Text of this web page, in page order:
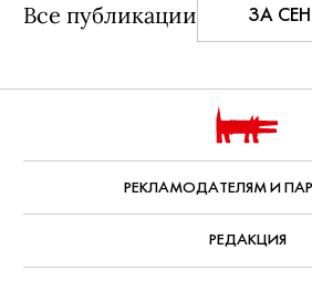
Все публикации ЗА
РЕКЛАМОДАТЕЛЯМ И
РЕДАКЦИЯ